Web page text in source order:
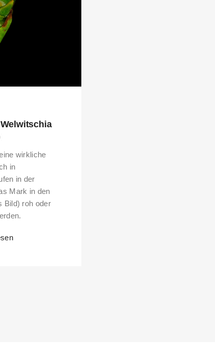
NON-GERMAN SPEAKERS PLEASE USE THE SEARCH BAR ON
PAGE.
wirkliche
in
in der
Mark in den
Bild) roh oder